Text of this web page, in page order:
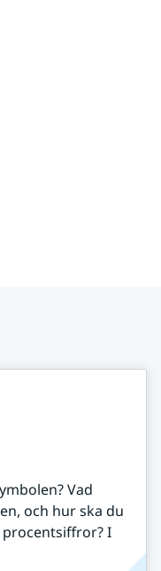
Vad
och hur ska du
I